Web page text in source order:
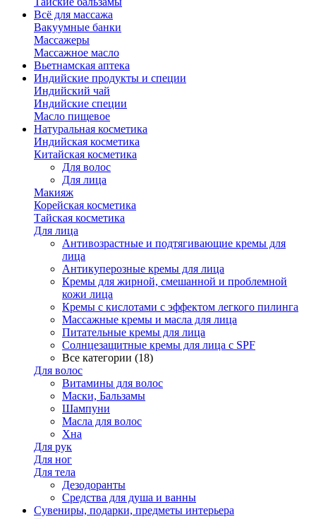
Всё для массажа
Вакуумные банки
Массажеры
Массажное масло
Вьетнамская аптека
Индийские продукты и специи
Индийский чай
Индийские специи
Масло пищевое
Натуральная косметика
Индийская косметика
Китайская косметика
Для волос
Для лица
Макияж
Корейская косметика
Тайская косметика
Для лица
Антивозрастные и подтягивающие кремы для
лица
Антикуперозные кремы для лица
Кремы для жирной, смешанной и проблемной
кожи лица
Кремы с кислотами с эффектом легкого пилинга
Массажные кремы и масла для лица
Питательные кремы для лица
Солнцезащитные кремы для лица с SPF
Все категории (18)
Для волос
Витамины для волос
Маски, Бальзамы
Шампуни
Масла для волос
Хна
Для рук
Для ног
Для тела
Дезодоранты
Средства для душа и ванны
Сувениры, подарки, предметы интерьера